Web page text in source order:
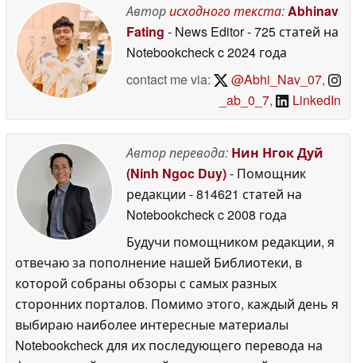
Авторисходного текста:Abhinav
Fating - News Editor- 725 статей на
Notebookcheckc 2024 года
contact me via:
@Abhi_Nav_07,
_ab_0_7, LinkedIn
Автор перевода: Нин Нгок Дуй
(Ninh Ngoc Duy)- Помощник
редакции - 814621 статей на
Notebookcheckc 2008 года
Будучи помощником редакции, я
отвечаю за пополнение нашей Библиотеки, в
которой собраны обзоры с самых разных
сторонних порталов. Помимо этого, каждый день я
выбираю наиболее интересные материалы
Notebookcheck для их последующего перевода на